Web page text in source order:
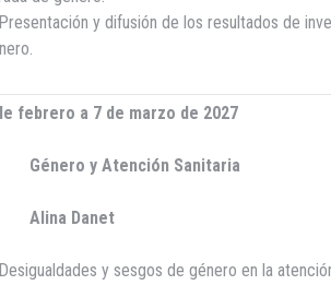
y difusión de los resultados de
febrero a 7 de marzo de 2027
y Atención Sanitaria
Danet
y sesgos de género en la